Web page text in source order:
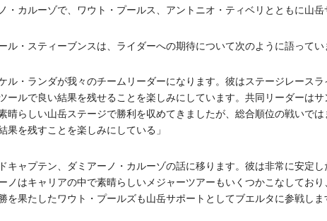
・カルーゾで、ワウト・プールス、アントニオ・ティベリとともに山岳
ル・スティーブンスは、ライダーへの期待について次のように語ってい
ケル・ランダが我々のチームリーダーになります。彼はステージレー
ールで良い結果を残せることを楽しみにしています。共同リーダーは
晴らしい山岳ステージで勝利を収めてきましたが、総合順位の戦いで
果を残すことを楽しみにしている」
キャプテン、ダミアーノ・カルーゾの話に移ります。彼は非常に安定
ノはキャリアの中で素晴らしいメジャーツアーもいくつかこなしてお
を果たしたワウト・プールズも山岳サポートとしてブエルタに参戦しま